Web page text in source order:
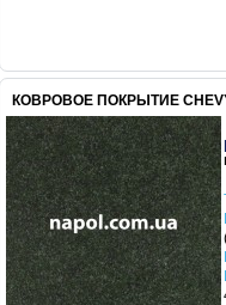
КОВРОВОЕ ПОКРЫТИЕ